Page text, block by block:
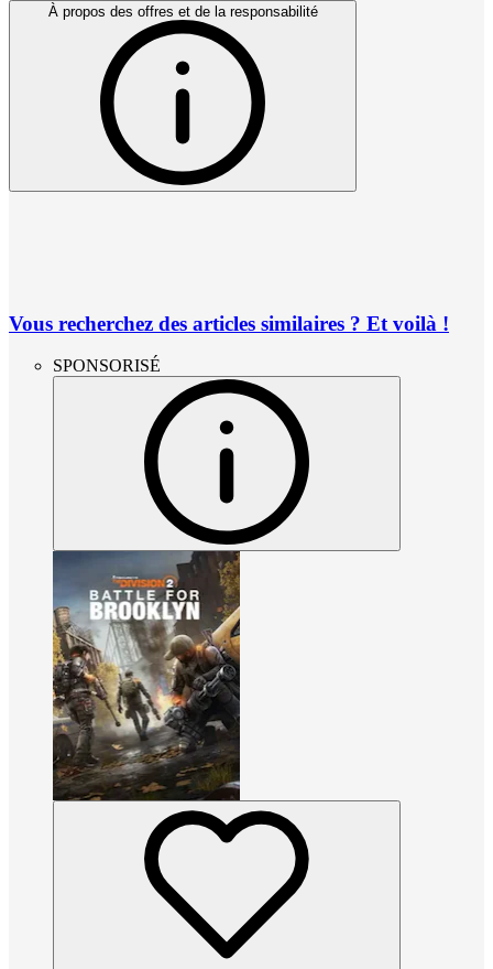
À propos des offres et de la responsabilité
Vous recherchez des articles similaires ? Et voilà !
SPONSORISÉ